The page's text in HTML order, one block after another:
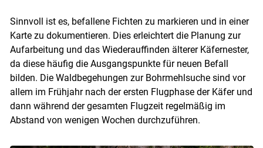
Sinnvoll ist es, befallene Fichten zu markieren und in einer
Karte zu dokumentieren. Dies erleichtert die Planung zur
Aufarbeitung und das Wiederauffinden älterer Käfernester,
da diese häufig die Ausgangspunkte für neuen Befall
bilden. Die Waldbegehungen zur Bohrmehlsuche sind vor
allem im Frühjahr nach der ersten Flugphase der Käfer und
dann während der gesamten Flugzeit regelmäßig im
Abstand von wenigen Wochen durchzuführen.